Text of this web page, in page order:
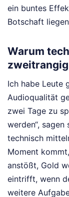
ein buntes
Botschaft
Warum
Ich habe Leute
Audioqualität
zwei Tage zu
werden“,
technisch
Moment
anstößt, Gold
eintrifft, wenn
weitere